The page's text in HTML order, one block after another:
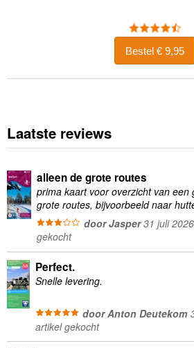
Bestel € 9,95
Laatste reviews
alleen de grote routes
prima kaart voor overzicht van een
grote routes, bijvoorbeeld naar
wandelingen te plannen minder
door Jasper31 juli
gekocht
Perfect.
Snelle levering.
door Anton Deutekom
artikel gekocht